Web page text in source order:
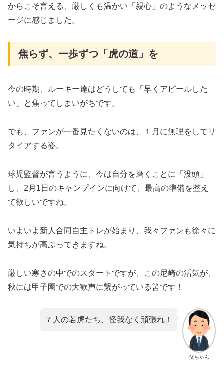
からこそ言える、厳しくも温かい「親心」のようなメッセ
ージに感じました。
​焦らず、一歩ずつ「虎の道」を
​今の時期、ルーキー達はどうしても「早くアピールした
い」と焦ってしまいがちです。
でも、ファンが一番見たくないのは、１月に無理をしてリ
タイアする姿。
​球児監督が言うように、今は自分を磨くことに「没頭」
し、2月1日のキャンプインに向けて、最高の準備を整え
て欲しいですね。
いよいよ新人合同自主トレが始まり、我々ファンも徐々に
気持ちが高ぶってきますね。
​厳しい寒さの中でのスタートですが、この尼崎の活気が、
秋には甲子園での大歓声に繋がっている筈です！
父ちゃん
７人の若虎たち、怪我なく頑張れ！